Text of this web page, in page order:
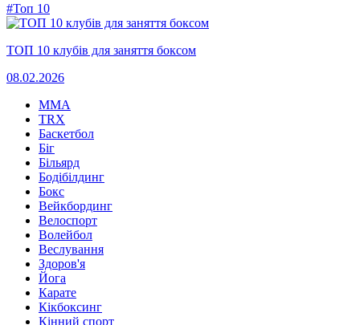
#Топ 10
ТОП 10 клубів для заняття боксом
08.02.2026
MMA
TRX
Баскетбол
Біг
Більярд
Бодібілдинг
Бокс
Вейкбординг
Велоспорт
Волейбол
Веслування
Здоров'я
Йога
Карате
Кікбоксинг
Кінний спорт